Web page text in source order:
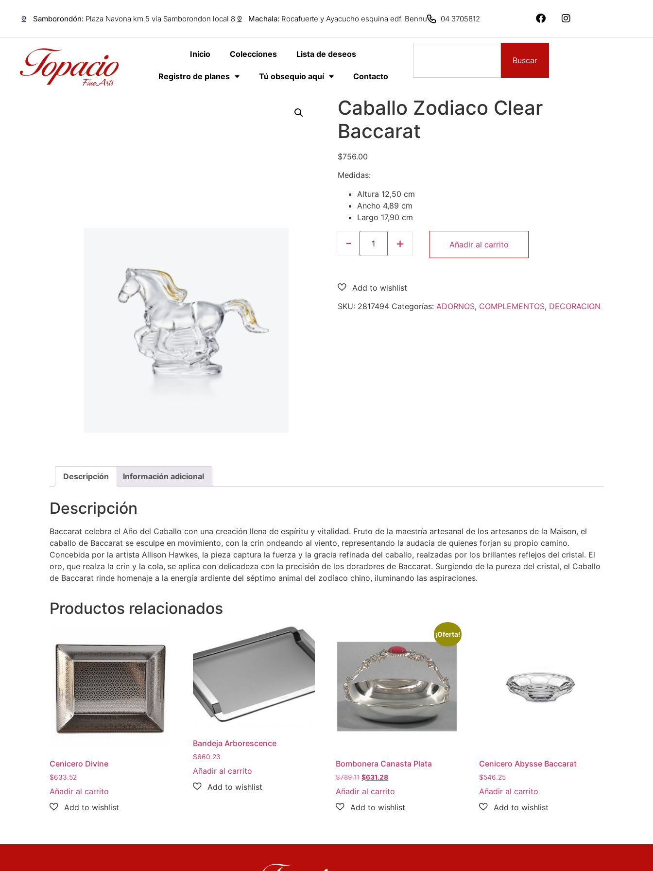
Samborondón: Plaza Navona km 5 vía Samborondon local 8 Machala: Rocafuerte y Ayacucho esquina edf. Bennu 04 3705812
Inicio Colecciones Lista de deseos
Registro de planes Tú obsequio aquí Contacto
Buscar
Caballo Zodiaco Clear
Baccarat
$756.00
Medidas:
Altura 12,50 cm
Ancho 4,89 cm
Largo 17,90 cm
Añadir al carrito
SKU: 2817494 Categorías: ADORNOS, COMPLEMENTOS, DECORACION
Descripción Información adicional
Descripción
Baccarat celebra el Año del Caballo con una creación llena de espíritu y vitalidad. Fruto de la maestría artesanal de los artesanos de la Maison, el
caballo de Baccarat se esculpe en movimiento, con la crin ondeando al viento, representando la audacia de quienes forjan su propio camino.
Concebida por la artista Allison Hawkes, la pieza captura la fuerza y ​​la gracia refinada del caballo, realzadas por los brillantes reflejos del cristal. El
oro, que realza la crin y la cola, se aplica con delicadeza con la precisión de los doradores de Baccarat. Surgiendo de la pureza del cristal, el Caballo
de Baccarat rinde homenaje a la energía ardiente del séptimo animal del zodíaco chino, iluminando las aspiraciones.
Productos relacionados
Cenicero Divine
$633.52
Añadir al carrito
Bandeja Arborescence
$660.23
Añadir al carrito
¡Oferta!
Bombonera Canasta Plata
$789.11 $631.28
Añadir al carrito
Cenicero Abysse Baccarat
$546.25
Añadir al carrito